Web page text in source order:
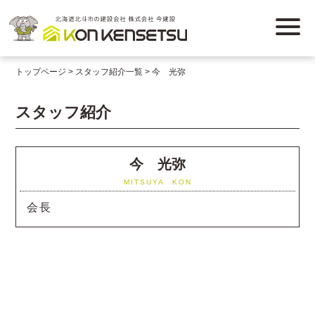
トップページ スタッフ紹介一覧 今 光弥
スタッフ紹介
今 光弥
MITSUYA KON
会長